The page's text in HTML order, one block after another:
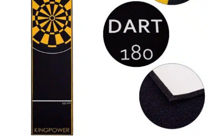
Jetzt anschauen